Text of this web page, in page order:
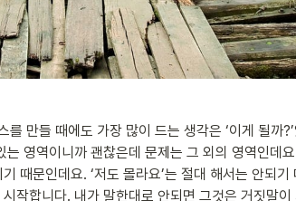
만들 때에도 가장 많이 드는 생각은 ‘이게 될까
영역이니까 괜찮은데 문제는 그 외의 영역인데
때문인데요. ‘저도 몰라요’는 절대 해서는 안되
작합니다. 내가 말한대로 안되면 그것은 거짓말